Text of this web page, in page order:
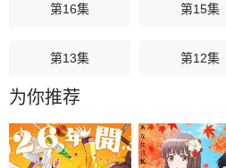
第16集 第15集
第13集 第12集
第10集
第07集 第06集
为你推荐